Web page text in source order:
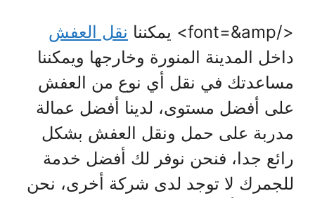
</font=&amp> يمكننا
نقل العفش
داخل المدينة المنورة وخارجها ويمكننا
مساعدتك في نقل أي نوع من العفش
على أفضل مستوى، لدينا أفضل عمالة
مدربة على حمل ونقل العفش بشكل
رائع جدا، فنحن نوفر لك أفضل خدمة
للجمرك لا توجد لدى شركة أخرى، نحن